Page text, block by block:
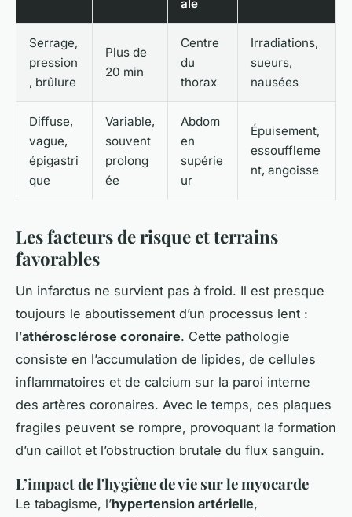
ale
Serrage,
pression
, brûlure
Plus de
20 min
Centre
du
thorax
Irradiations,
sueurs,
nausées
Diffuse,
vague,
épigastri
que
Variable,
souvent
prolong
ée
Abdom
en
supérie
ur
Épuisement,
essouffleme
nt, angoisse
Les facteurs de risque et terrains
favorables
Un infarctus ne survient pas à froid. Il est presque
toujours le aboutissement d’un processus lent :
l’athérosclérose coronaire. Cette pathologie
consiste en l’accumulation de lipides, de cellules
inflammatoires et de calcium sur la paroi interne
des artères coronaires. Avec le temps, ces plaques
fragiles peuvent se rompre, provoquant la formation
d’un caillot et l’obstruction brutale du flux sanguin.
L’impact de l'hygiène de vie sur le myocarde
Le tabagisme, l’hypertension artérielle,